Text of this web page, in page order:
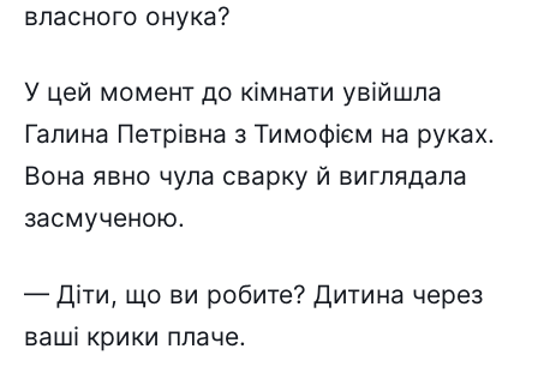
власного онука?
У цей момент до кімнати увійшла
Галина Петрівна з Тимофієм на руках.
Вона явно чула сварку й виглядала
засмученою.
— Діти, що ви робите? Дитина через
ваші крики плаче.